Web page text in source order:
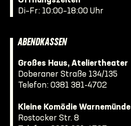
Di–Fr: 10:00–18:00 Uhr
ABENDKASSEN
Großes Haus, Ateliertheater
Doberaner Straße 134/135
Telefon: 0381 381-4702
Kleine Komödie Warnemünde
Rostocker Str. 8